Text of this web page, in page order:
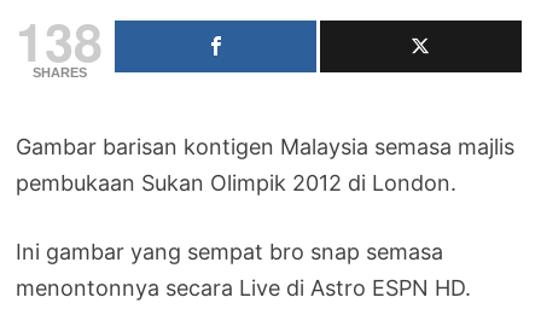
138
SHARES
Gambar barisan kontigen Malaysia semasa majlis
pembukaan Sukan Olimpik 2012 di London.
Ini gambar yang sempat bro snap semasa
menontonnya secara Live di Astro ESPN HD.